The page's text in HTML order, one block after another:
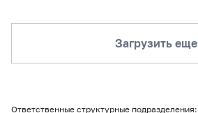
Загрузить еще
Ответственные структурные подразделения: